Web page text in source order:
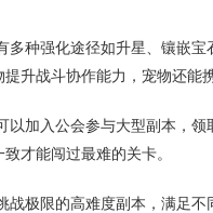
种强化途径如升星、镶嵌
升战斗协作能力，宠物还能
加入公会参与大型副本，
才能闯过最难的关卡。
极限的高难度副本，满足